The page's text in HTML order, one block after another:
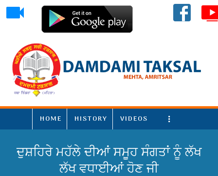
HOME HISTORY VIDEOS More
ਦੁਸ਼ਹਿਰੇ ਮਹੱਲੇ ਦੀਆਂ ਸਮੂਹ ਸੰਗਤਾਂ ਨੂੰ ਲੱਖ
ਲੱਖ ਵਧਾਈਆਂ ਹੋਣ ਜੀ